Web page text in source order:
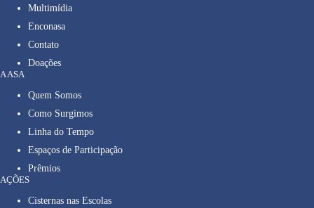
Multimídia
Enconasa
Contato
Doações
A ASA
Quem Somos
Como Surgimos
Linha do Tempo
Espaços de Participação
Prêmios
AÇÕES
Cisternas nas Escolas